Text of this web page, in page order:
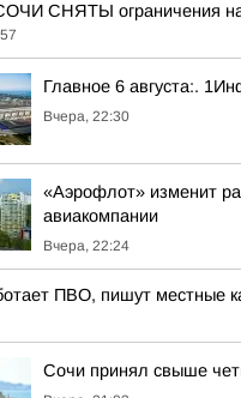
СНЯТЫ ограничения на
Главное 6 августа:.
Вчера, 22:30
«Аэрофлот» изменит
авиакомпании
Вчера, 22:24
ПВО, пишут местные
Сочи принял свыше